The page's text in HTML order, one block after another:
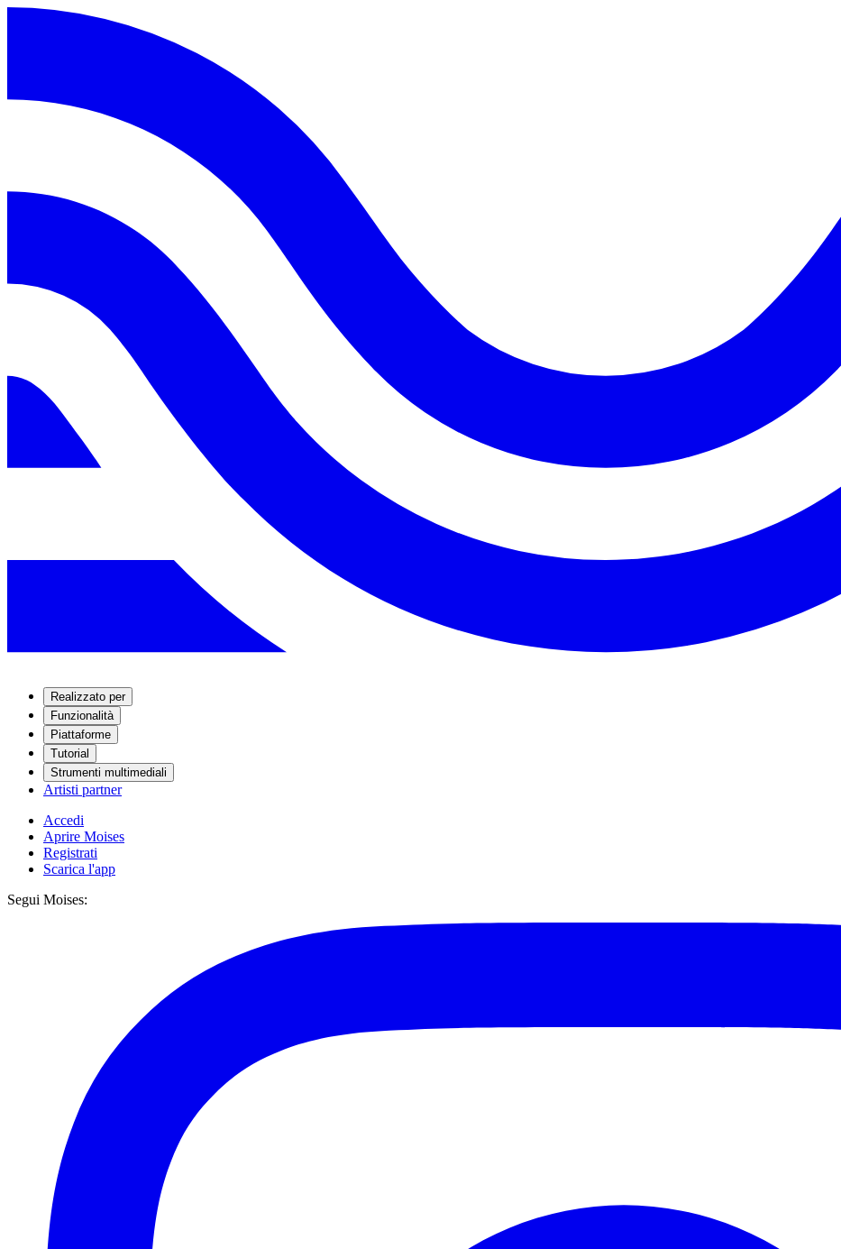
Realizzato per
Funzionalità
Piattaforme
Tutorial
Strumenti multimediali
Artisti partner
Accedi
Aprire Moises
Registrati
Scarica l'app
Segui Moises: